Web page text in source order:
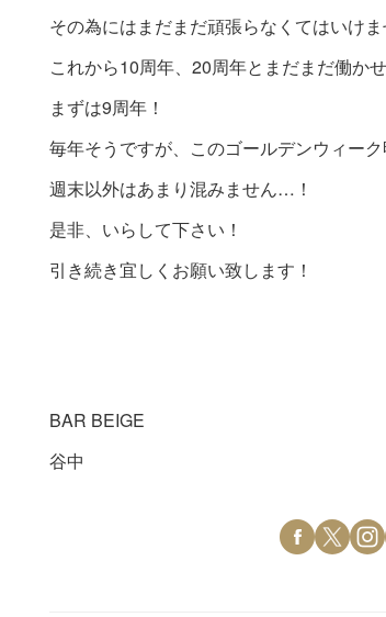
その為にはまだまだ頑張らなくてはいけま
これから10周年、20周年とまだまだ働かせ
まずは9周年！
毎年そうですが、このゴールデンウィー
週末以外はあまり混みません…！
是非、いらして下さい！
引き続き宜しくお願い致します！
BAR BEIGE
谷中